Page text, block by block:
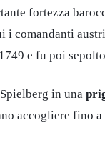
fortezza
i comandanti
e fu poi
in una
accogliere fino